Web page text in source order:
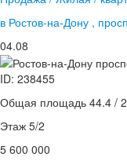
в Ростов-на-Дону ,
04.08
ID: 238455
Общая площадь 44.4 /
Этаж 5/2
5 600 000